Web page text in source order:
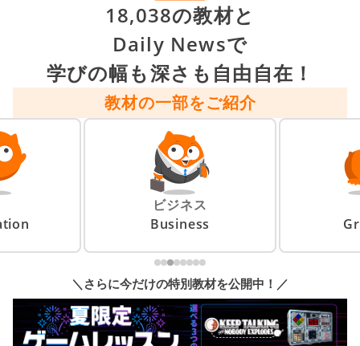
18,038の教材と
Daily Newsで
学びの幅も深さも自由自在！
教材の一部をご紹介
ビジネス
Business
＼さらに今だけの特別教材を公開中！／